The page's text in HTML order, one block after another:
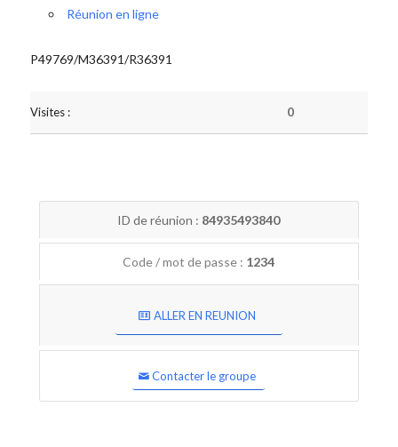
Réunion en ligne
P49769/M36391/R36391
Visites : 0
ID de réunion : 84935493840
Code / mot de passe : 1234
ALLER EN REUNION
Contacter le groupe